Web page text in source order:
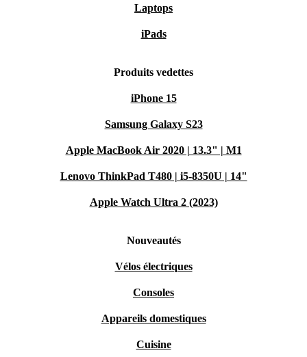
Laptops
iPads
Produits vedettes
iPhone 15
Samsung Galaxy S23
Apple MacBook Air 2020 | 13.3" | M1
Lenovo ThinkPad T480 | i5-8350U | 14"
Apple Watch Ultra 2 (2023)
Nouveautés
Vélos électriques
Consoles
Appareils domestiques
Cuisine